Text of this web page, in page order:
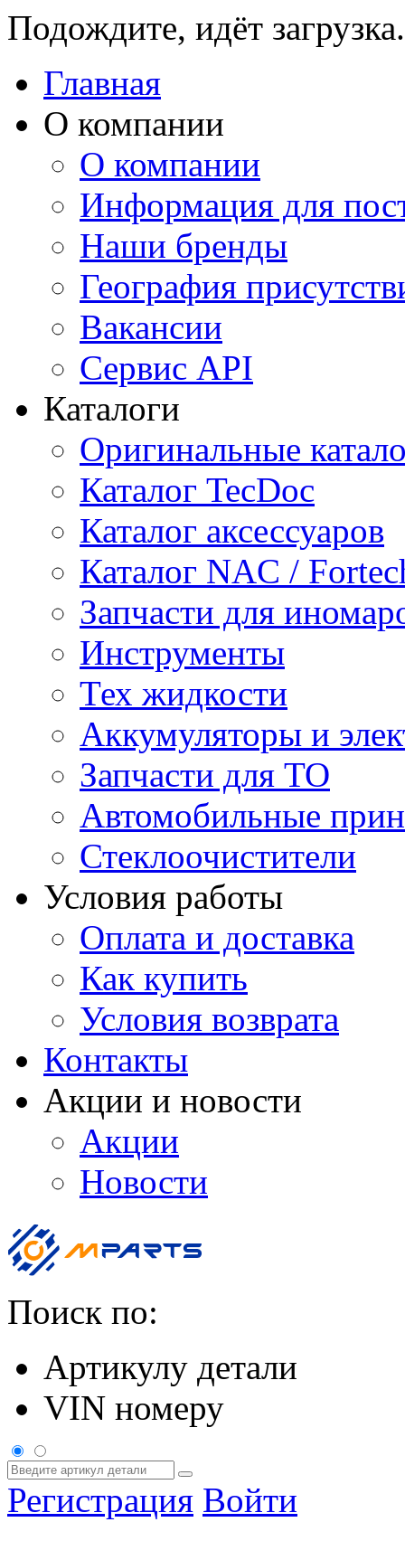
Подождите, идёт
Главная
О компании
О компании
Информация для
Наши бренды
География
Вакансии
Сервис API
Каталоги
Оригинальные
Каталог TecDoc
Каталог аксессуаров
Каталог NAC /
Запчасти для
Инструменты
Тех жидкости
Аккумуляторы и
Запчасти для ТО
Автомобильные
Стеклоочистители
Условия работы
Оплата и доставка
Как купить
Условия возврата
Контакты
Акции и новости
Акции
Новости
Поиск по:
Артикулу детали
VIN номеру
Регистрация Войти